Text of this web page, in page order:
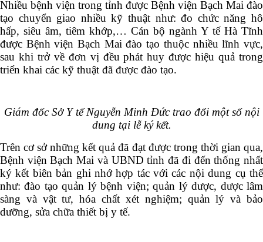
Nhiều bệnh viện trong tỉnh được Bệnh viện Bạch Mai đào
tạo chuyển giao nhiều kỹ thuật như: đo chức năng hô
hấp, siêu âm, tiêm khớp,… Cán bộ ngành Y tế Hà Tĩnh
được Bệnh viện Bạch Mai đào tạo thuộc nhiều lĩnh vực,
sau khi trở về đơn vị đều phát huy được hiệu quả trong
triển khai các kỹ thuật đã được đào tạo.
Giám đốc Sở Y tế Nguyễn Minh Đức trao đổi một số nội
dung tại lễ ký kết.
Trên cơ sở những kết quả đã đạt được trong thời gian qua,
Bệnh viện Bạch Mai và UBND tỉnh đã đi đến thống nhất
ký kết biên bản ghi nhớ hợp tác với các nội dung cụ thể
như: đào tạo quản lý bệnh viện; quản lý dược, dược lâm
sàng và vật tư, hóa chất xét nghiệm; quản lý và bảo
dưỡng, sửa chữa thiết bị y tế.